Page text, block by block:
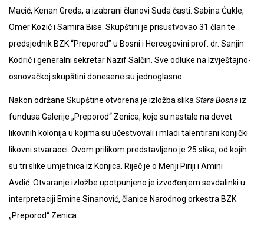
Macić, Kenan Greda, a izabrani članovi Suda časti: Sabina Ćukle,
Omer Kozić i Samira Bise. Skupštini je prisustvovao 31 član te
predsjednik BZK “Preporod” u Bosni i Hercegovini prof. dr. Sanjin
Kodrić i generalni sekretar Nazif Salčin. Sve odluke na Izvještajno-
osnovačkoj skupštini donesene su jednoglasno.
Nakon održane Skupštine otvorena je izložba slika Stara Bosnaiz
fundusa Galerije „Preporod“ Zenica, koje su nastale na devet
likovnih kolonija u kojima su učestvovali i mladi talentirani konjički
likovni stvaraoci. Ovom prilikom predstavljeno je 25 slika, od kojih
su tri slike umjetnica iz Konjica. Riječ je o Meriji Piriji i Amini
Avdić. Otvaranje izložbe upotpunjeno je izvođenjem sevdalinki u
interpretaciji Emine Sinanović, članice Narodnog orkestra BZK
„Preporod“ Zenica.